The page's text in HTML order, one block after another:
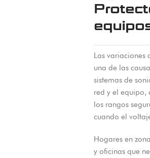
Las
una de las
sistemas de
red y el equipo,
los rangos
cuando el
Hogares en
y oficinas que